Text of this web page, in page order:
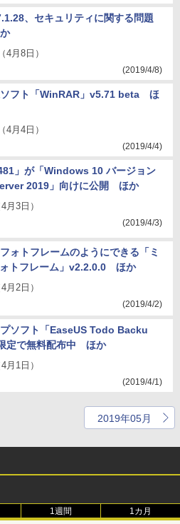
、セキュリティに関する問題
4月8日）
(2019/4/8)
ソフト「WinRAR」v5.71 beta ほ
4月4日）
(2019/4/4)
」が「Windows 10 バージョン
2019」向けに公開 ほか
月3日）
(2019/4/3)
ォトフレームのようにできる「ミ
トフレーム」v2.2.0.0 ほか
月2日）
(2019/4/2)
ソフト「EaseUS Todo Backu
定で無料配布中 ほか
月1日）
(2019/4/1)
2019年05月
1週間 1カ月